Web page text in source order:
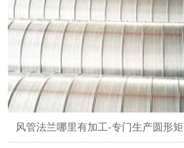
风管法兰哪里有加工-专门生产圆形矩形风管